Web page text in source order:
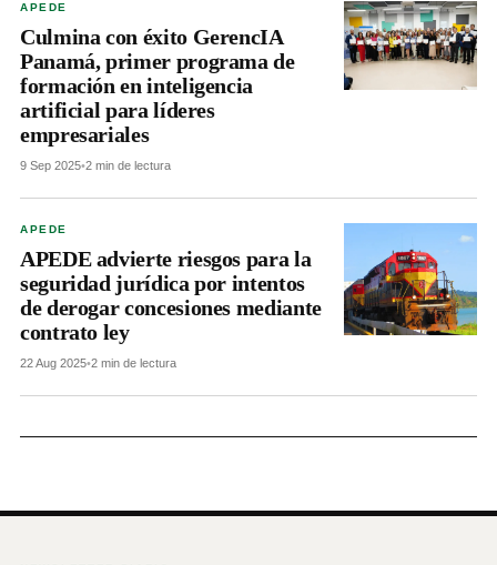
APEDE
Culmina con éxito GerencIA
Panamá, primer programa de
formación en inteligencia
artificial para líderes
empresariales
9 Sep 2025•2 min de lectura
APEDE
APEDE advierte riesgos para la
seguridad jurídica por intentos
de derogar concesiones mediante
contrato ley
22 Aug 2025•2 min de lectura